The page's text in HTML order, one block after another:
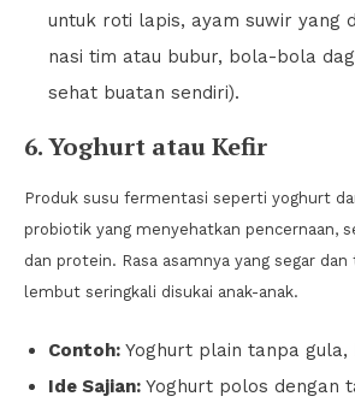
untuk roti lapis, ayam suwir yang
nasi tim atau bubur, bola-bola
sehat buatan sendiri).
6. Yoghurt atau Kefir
Produk susu fermentasi seperti yoghurt
probiotik yang menyehatkan pencernaan,
dan protein. Rasa asamnya yang segar
lembut seringkali disukai anak-anak.
Contoh: Yoghurt plain tanpa gula,
Ide Sajian: Yoghurt polos dengan